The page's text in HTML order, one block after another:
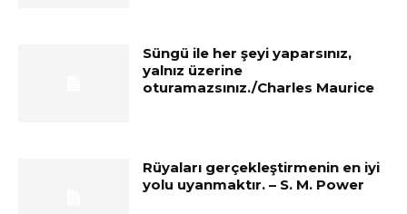
Süngü ile her şeyi yaparsınız,
yalnız üzerine
oturamazsınız./Charles Maurice
Rüyaları gerçekleştirmenin en iyi
yolu uyanmaktır. – S. M. Power